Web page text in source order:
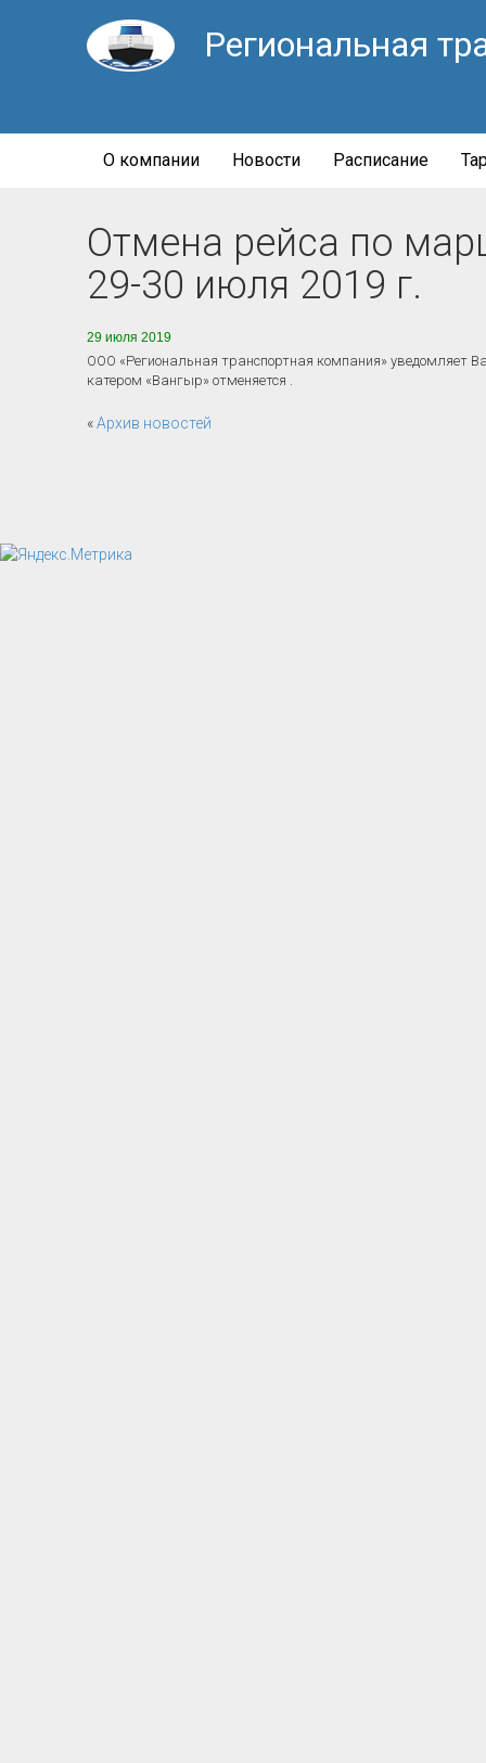
Региональная
О компании Новости Расписание
Отмена рейса по
29-30 июля 2019 г.
29 июля 2019
ООО «Региональная транспортная компания» уведомляет
катером «Вангыр» отменяется .
«Архив новостей